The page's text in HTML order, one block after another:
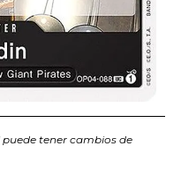
tener cambios de